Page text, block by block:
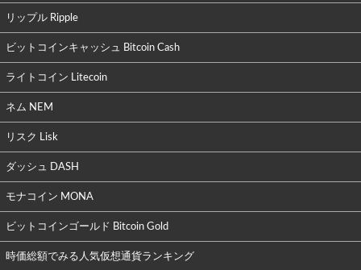
リップル Ripple
ビットコインキャッシュ Bitcoin Cash
ライトコイン Litecoin
ネム NEM
リスク Lisk
ダッシュ DASH
モナコイン MONA
ビットコインゴールド Bitcoin Gold
時価総額でみる人気仮想通貨ランキング